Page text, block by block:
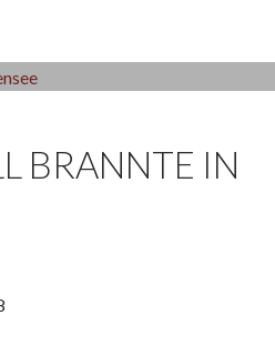
BRANNTE IN